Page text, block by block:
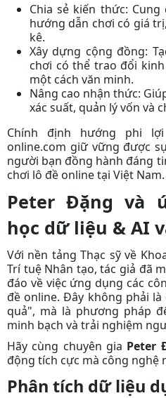
Chia sẻ kiến thức: Cung
hướng dẫn chơi có giá
kê.
Xây dựng cộng đồng:
chơi có thể trao đổi
một cách văn minh.
Nâng cao nhận thức:
xác suất, quản lý vốn và
Chính định hướng phi
online.com giữ vững được
người bạn đồng hành đáng
chơi lô đề online tại Việt Nam.
Peter Đặng và
học dữ liệu & AI
Với nền tảng Thạc sỹ về
Trí tuệ Nhân tạo,tác giả đã
đáo về việc ứng dụng các
đề online. Đây không phải
quả", mà là phương pháp
minh bạch và trải nghiệm
Hãy cùng chuyên gia Peter
động tích cực mà công nghệ
Phân tích dữ liệu